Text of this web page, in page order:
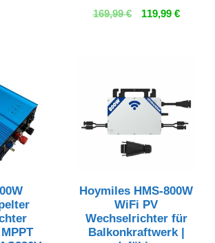
169,99€
Ursprünglicher
119,99 €
Hoymiles HMS-800W
WiFi PV
Wechselrichter für
Balkonkraftwerk |